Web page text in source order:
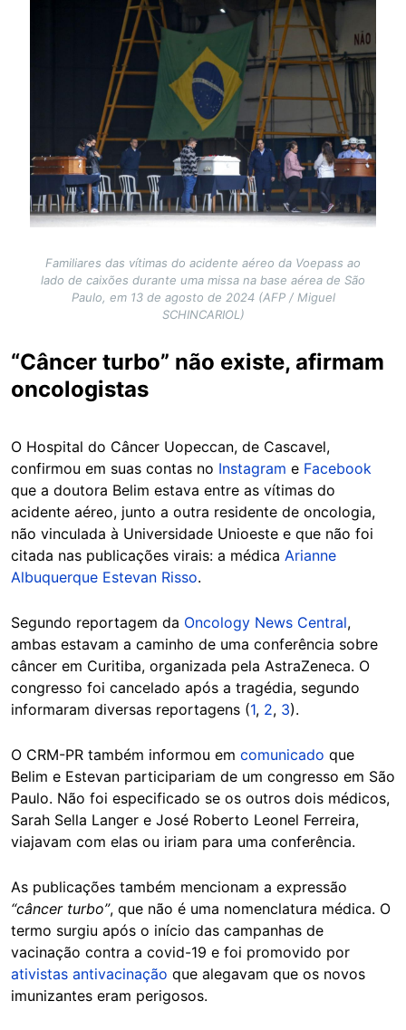
Familiares das vítimas do acidente aéreo da Voepass ao
lado de caixões durante uma missa na base aérea de São
Paulo, em 13 de agosto de 2024 (AFP / Miguel
SCHINCARIOL)
“Câncer turbo” não existe, afirmam
oncologistas
O Hospital do Câncer Uopeccan, de Cascavel,
confirmou em suas contas no Instagram e Facebook
que a doutora Belim estava entre as vítimas do
acidente aéreo, junto a outra residente de oncologia,
não vinculada à Universidade Unioeste e que não foi
citada nas publicações virais: a médica Arianne
Albuquerque Estevan Risso.
Segundo reportagem da Oncology News Central,
ambas estavam a caminho de uma conferência sobre
câncer em Curitiba, organizada pela AstraZeneca. O
congresso foi cancelado após a tragédia, segundo
informaram diversas reportagens (1, 2, 3).
O CRM-PR também informou em comunicado que
Belim e Estevan participariam de um congresso em São
Paulo. Não foi especificado se os outros dois médicos,
Sarah Sella Langer e José Roberto Leonel Ferreira,
viajavam com elas ou iriam para uma conferência.
As publicações também mencionam a expressão
“câncer turbo”, que não é uma nomenclatura médica. O
termo surgiu após o início das campanhas de
vacinação contra a covid-19 e foi promovido por
ativistas antivacinação que alegavam que os novos
imunizantes eram perigosos.